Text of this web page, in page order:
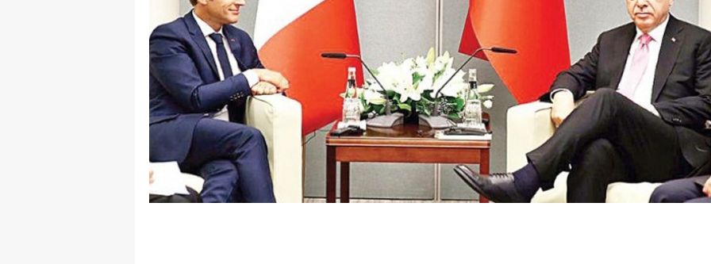
Bursa
Çanakkale
Çankırı
Çorum
Denizli
Diyarbakır
için Atletico Madrid
iddiası: Menajerler
yıld...
Başkanı
Özalper
alındı